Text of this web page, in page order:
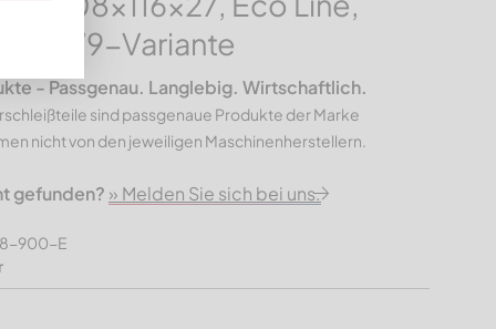
W9-Variante
- Passgenau. Langlebig. Wirtschaftlich.
sind passgenaue Produkte der Marke
nicht von den jeweiligen Maschinenherstellern.
gefunden? » Melden Sie sich bei uns.
900-E